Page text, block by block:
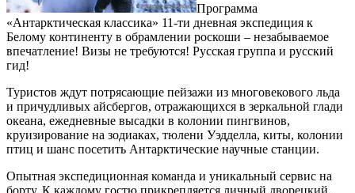
Программа
«Антарктическая классика» 11-ти дневная экспедиция к
Белому континенту в обрамлении роскоши – незабываемое
впечатление! Визы не требуются! Русская группа и русский
гид!
Туристов ждут потрясающие пейзажи из многовекового льда
и причудливых айсбергов, отражающихся в зеркальной глади
океана, ежедневные высадки в колонии пингвинов,
круизирование на зодиаках, тюлени Уэдделла, киты, колонии
птиц и шанс посетить Антарктические научные станции.
Опытная экспедиционная команда и уникальный сервис на
борту. К каждому гостю прикрепляется личный дворецкий,